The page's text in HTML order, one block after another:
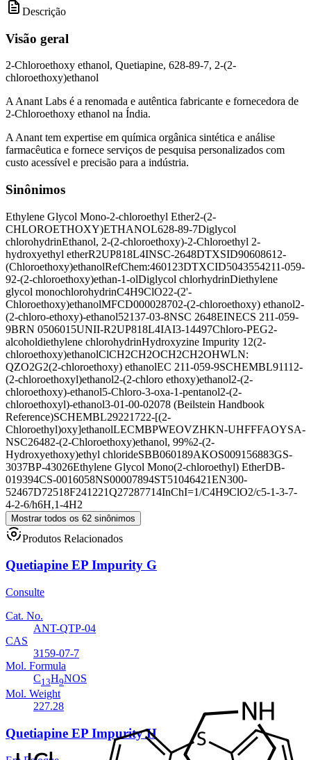
Descrição
Visão geral
2-Chloroethoxy ethanol, Quetiapine, 628-89-7, 2-(2-
chloroethoxy)ethanol
A Anant Labs é a renomada e autêntica fabricante e fornecedora de
2-Chloroethoxy ethanol na Índia.
A Anant tem expertise em química orgânica sintética e análise
farmacêutica e fornece serviços de pesquisa personalizados com
custo acessível e precisão para a indústria.
Sinônimos
Ethylene Glycol Mono-2-chloroethyl Ether2-(2-
CHLOROETHOXY)ETHANOL628-89-7Diglycol
chlorohydrinEthanol, 2-(2-chloroethoxy)-2-Chloroethyl 2-
hydroxyethyl etherR2UP818L4INSC-2648DTXSID9060861 2-
(Chloroethoxy)ethanolRefChem:460123DTXCID5043554211-059-
92-(2-chloroethoxy)ethan-1-olDiglycol chlorhydrinDiethylene
glycol monochlorohydrinC4H9ClO22-(2'-
Chloroethoxy)ethanolMFCD000028702-(2-chloroethoxy) ethanol2-
(2-chloro-ethoxy)-ethanol52137-03-8NSC 2648EINECS 211-059-
9BRN 0506015UNII-R2UP818L4IAI3-14497Chloro-PEG2-
alcoholdiethylene chlorohydrinHydroxyzine Impurity 1 2(2-
chloroethoxy)ethanolClCH2CH2OCH2CH2OHWLN:
QZO2G2(2-chloroethoxy) ethanolEC 211-059-9SCHEMBL9111 2-
(2-chloroethoxyl)ethanol2-(2-chloro ethoxy)ethanol2-(2-
chloroethoxy)-ethanol5-Chloro-3-oxa-1-pentanol2-(2-
chloroethoxyl)-ethanol3-01-00-02078 (Beilstein Handbook
Reference)SCHEMBL29221722-[(2-
Chloroethyl)oxy]ethanolLECMBPWEOVZHKN-UHFFFAOYSA-
NSC26482-(2-Chloroethoxy)ethanol, 99%2-(2-
Hydroxyethoxy)ethyl chlorideSBB060189AKOS009156883GS-
3037BP-43026Ethylene Glycol Mono(2-chloroethyl) EtherDB-
019394CS-0016058NS00007894ST51046421EN300-
52467D72518F241221Q27287714InChI=1/C4H9ClO2/c5-1-3-7-
4-2-6/h6H,1-4H2
Mostrar todos os 62 sinônimos
Produtos Relacionados
Quetiapine EP Impurity G
Consulte
Cat. No.
ANT-QTP-04
CAS
3159-07-7
Mol. Formula
C13H9NOS
Mol. Weight
227.28
Quetiapine EP Impurity H